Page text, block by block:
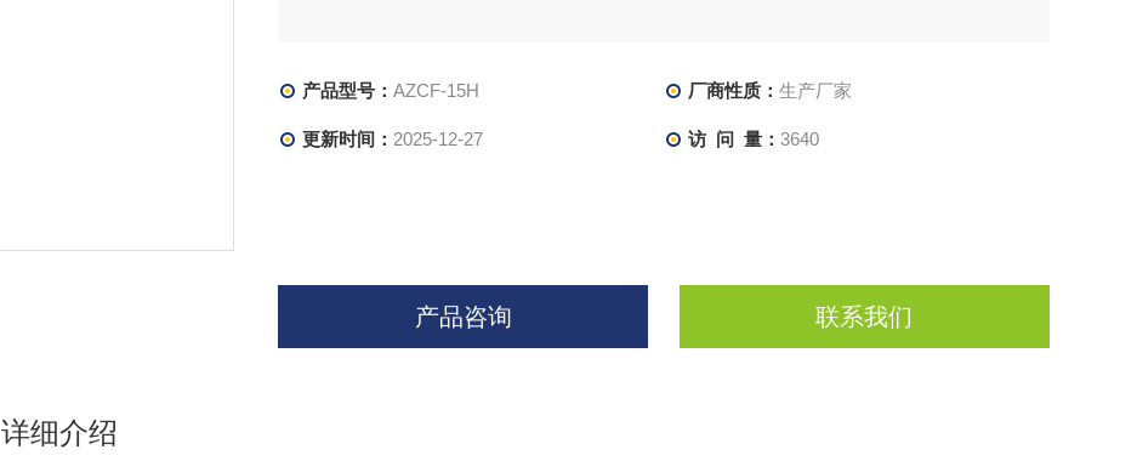
产品型号： AZCF-15H 厂商性质： 生产厂家
更新时间： 2025-12-27 访 问 量： 3640
产品咨询 联系我们
详细介绍